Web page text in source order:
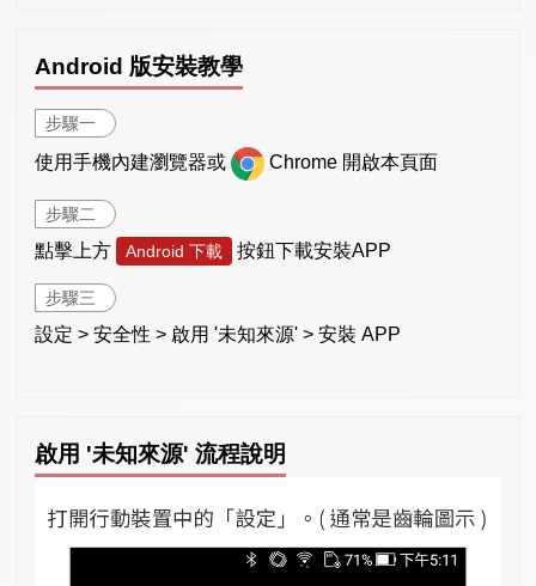
Android 版安裝教學
步驟一
使用手機內建瀏覽器或 Chrome 開啟本頁面
步驟二
點擊上方 Android 下載 按鈕下載安裝APP
步驟三
設定 > 安全性 > 啟用 '未知來源' > 安裝 APP
啟用 '未知來源' 流程說明